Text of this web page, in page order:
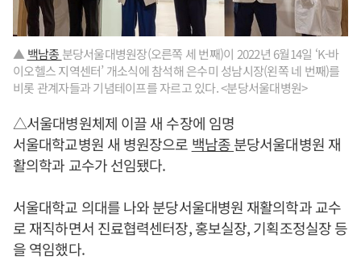
▲ 백남종 분당서울대병원장(오른쪽 세 번째)이 2022년 6월14일 ‘K-바
이오헬스 지역센터’ 개소식에 참석해 은수미 성남시장(왼쪽 네 번째)를
비롯 관계자들과 기념테이프를 자르고 있다. <분당서울대병원>
△서울대병원체제 이끌 새 수장에 임명
서울대학교병원 새 병원장으로 백남종분당서울대병원 재
활의학과 교수가 선임됐다.
서울대학교 의대를 나와 분당서울대병원 재활의학과 교수
로 재직하면서 진료협력센터장, 홍보실장, 기획조정실장 등
을 역임했다.